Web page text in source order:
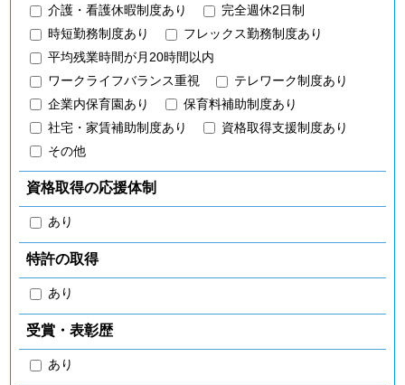
介護・看護休暇制度あり
完全週休2日制
時短勤務制度あり
フレックス勤務制度あり
平均残業時間が月20時間以内
ワークライフバランス重視
テレワーク制度あり
企業内保育園あり
保育料補助制度あり
社宅・家賃補助制度あり
資格取得支援制度あり
その他
資格取得の応援体制
あり
特許の取得
あり
受賞・表彰歴
あり